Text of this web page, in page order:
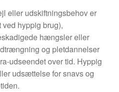
eller udskiftningsbehov er
hyppig brug),
hængsler eller
og pletdannelser
udseendet over tid. Hyppig
udsættelse for snavs og